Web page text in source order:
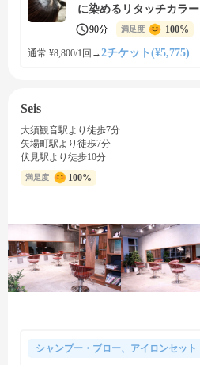
に染めるリタッチカラー
90分 満足度 100%
通常 ¥8,800/1回 →2チケット(¥5,775)
Seis
大須観音駅より徒歩7分
矢場町駅より徒歩7分
伏見駅より徒歩10分
満足度 100%
シャンプー・ブロー、アイロンセット